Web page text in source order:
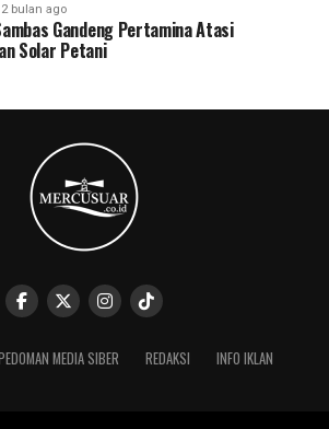
2 bulan ago
Gandeng Pertamina Atasi
Solar Petani
MEDIA SIBER REDAKSI INFO IKLAN